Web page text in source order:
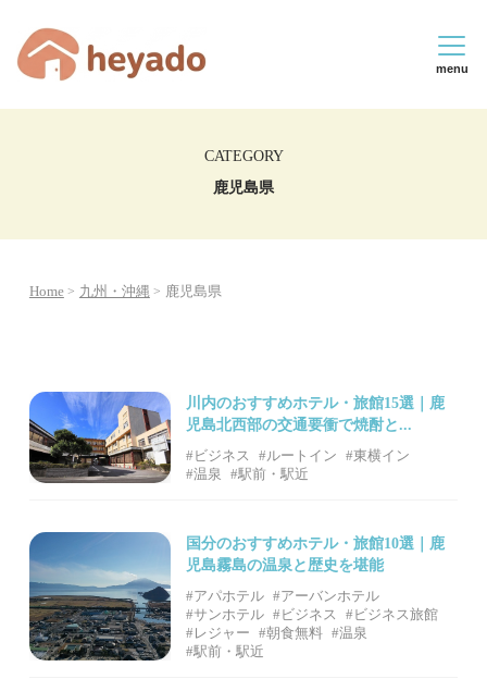
menu
CATEGORY
鹿児島県
Home 九州・沖縄 鹿児島県
川内のおすすめホテル・旅館15選｜鹿
児島北西部の交通要衝で焼酎と...
#ビジネス #ルートイン
#東横イン
#温泉
#駅前・駅近
国分のおすすめホテル・旅館10選｜鹿
児島霧島の温泉と歴史を堪能
#アパホテル #アーバンホテル
#サンホテル #ビジネス
#ビジネス旅館
#レジャー
#朝食無料 #温泉
#駅前・駅近